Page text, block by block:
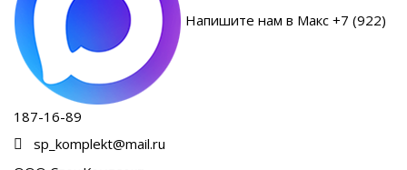
Напишите нам в Макс +7 (922)
187-16-89
sp_komplekt@mail.ru